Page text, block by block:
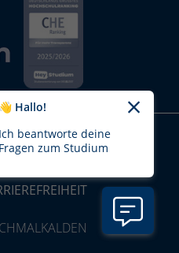
STRUKTUR-MAP
👋 Hallo!
Ich beantworte deine
Fragen zum Studium